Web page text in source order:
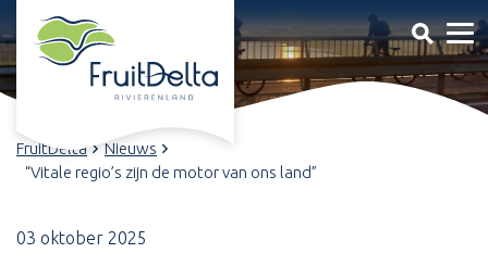
FruitDelta
Nieuws
“Vitale regio’s zijn de motor van ons land”
03 oktober 2025